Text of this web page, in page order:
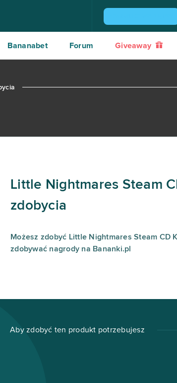
Bananabet Forum Giveaway
Little Nightmares Steam
zdobycia
Możesz zdobyć Little Nightmares Steam CD
zdobywać nagrody na Bananki.pl
Aby zdobyć ten produkt potrzebujesz